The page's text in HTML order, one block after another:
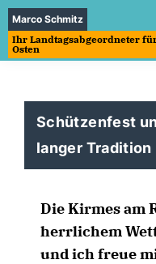
Marco Schmitz
Ihr Landtagsabgeordneter
Osten
Schützenfest
langer Tradition
Die Kirmes am
herrlichem
und ich freue